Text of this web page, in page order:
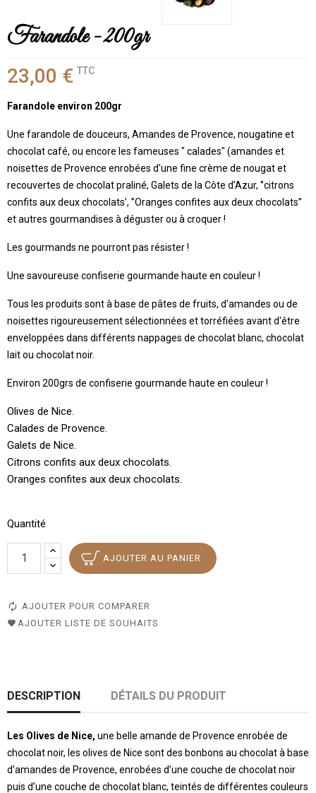
Farandole - 200gr
23,00 € TTC
Farandole environ 200gr
Une farandole de douceurs, Amandes de Provence, nougatine et
chocolat café, ou encore les fameuses " calades" (amandes et
noisettes de Provence enrobées d'une fine crème de nougat et
recouvertes de chocolat praliné, Galets de la Côte d’Azur, ‘’citrons
confits aux deux chocolats’, ’’Oranges confites aux deux chocolats’’
et autres gourmandises à déguster ou à croquer !
Les gourmands ne pourront pas résister !
Une savoureuse confiserie gourmande haute en couleur !
Tous les produits sont à base de pâtes de fruits, d'amandes ou de
noisettes rigoureusement sélectionnées et torréfiées avant d'être
enveloppées dans différents nappages de chocolat blanc, chocolat
lait ou chocolat noir.
Environ 200grs de confiserie gourmande haute en couleur !
Olives de Nice.
Calades de Provence.
Galets de Nice.
Citrons confits aux deux chocolats.
Oranges confites aux deux chocolats.
Quantité
AJOUTER AU PANIER
AJOUTER POUR COMPARER
AJOUTER LISTE DE SOUHAITS
DESCRIPTION DÉTAILS DU PRODUIT
Les Olives de Nice, une belle amande de Provence enrobée de
chocolat noir, les olives de Nice sont des bonbons au chocolat à base
d’amandes de Provence, enrobées d’une couche de chocolat noir
puis d’une couche de chocolat blanc, teintés de différentes couleurs